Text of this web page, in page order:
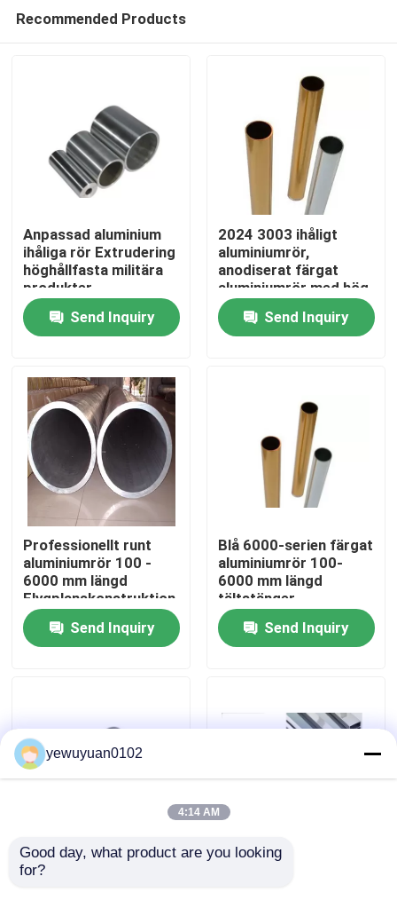
Home
Products
Videos
VR Show
About Us
Quality Control
Contact Us
Recommended Products
Anpassad aluminium
ihåliga rör Extrudering
höghållfasta militära
produkter
Send Inquiry
2024 3003 ihåligt
aluminiumrör,
anodiserat färgat
aluminiumrör med hög
renhet
Send Inquiry
Professionellt runt
aluminiumrör 100 -
6000 mm längd
Flygplanskonstruktion
/ lastbilshjul
Send Inquiry
Blå 6000-serien färgat
aluminiumrör 100-
6000 mm längd
tältstänger
Användning
Send Inquiry
Anpassad aluminium
ihåliga rör Extrudering
Guldpulver ihåligt
yewuyuan0102
4:14 AM
Good day, what product are you looking
for?